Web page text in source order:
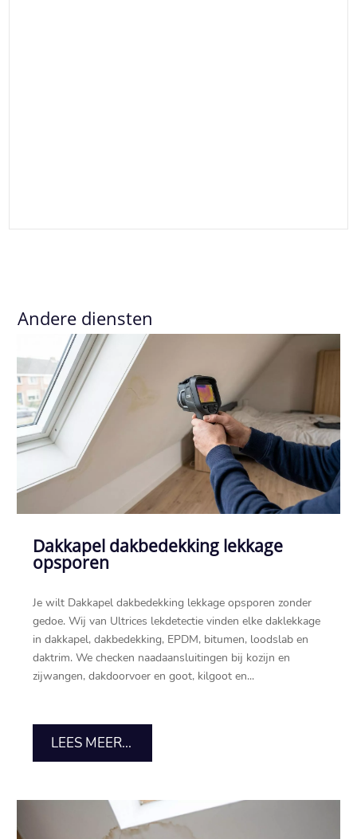
Andere diensten
Dakkapel dakbedekking lekkage
opsporen
Je wilt Dakkapel dakbedekking lekkage opsporen zonder
gedoe.​ Wij van Ultrices lekdetectie vinden elke daklekkage
in dakkapel, dakbedekking, EPDM, bitumen, loodslab en
daktrim.​ We checken naadaansluitingen bij kozijn en
zijwangen, dakdoorvoer en goot, kilgoot en...
LEES MEER...